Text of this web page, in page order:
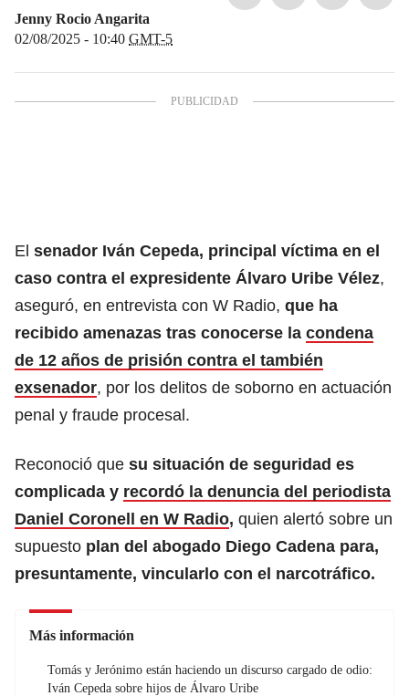
Jenny Rocio Angarita
02/08/2025 - 10:40 GMT-5
El senador Iván Cepeda, principal víctima en el
caso contra el expresidente Álvaro Uribe Vélez,
aseguró, en entrevista con W Radio, que ha
recibido amenazas tras conocerse la condena
de 12 años de prisión contra el también
exsenador, por los delitos de soborno en actuación
penal y fraude procesal.
Reconoció que su situación de seguridad es
complicada y recordó la denuncia del periodista
Daniel Coronell en W Radio, quien alertó sobre un
supuesto plan del abogado Diego Cadena para,
presuntamente, vincularlo con el narcotráfico.
Más información
Tomás y Jerónimo están haciendo un discurso cargado de odio:
Iván Cepeda sobre hijos de Álvaro Uribe